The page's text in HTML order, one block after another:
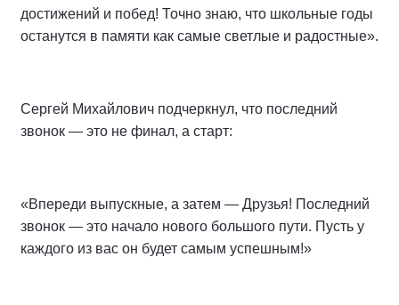
достижений и побед! Точно знаю, что школьные годы
останутся в памяти как самые светлые и радостные».
Сергей Михайлович подчеркнул, что последний
звонок — это не финал, а старт:
«Впереди выпускные, а затем — Друзья! Последний
звонок — это начало нового большого пути. Пусть у
каждого из вас он будет самым успешным!»